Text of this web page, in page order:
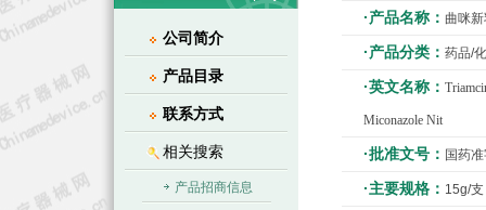
·产品名称： 曲咪
·产品分类： 药品/
·英文名称：
Miconazole Nit
·批准文号： 国药
·主要规格： 15g/支
公司简介
产品目录
联系方式
相关搜索
产品招商信息